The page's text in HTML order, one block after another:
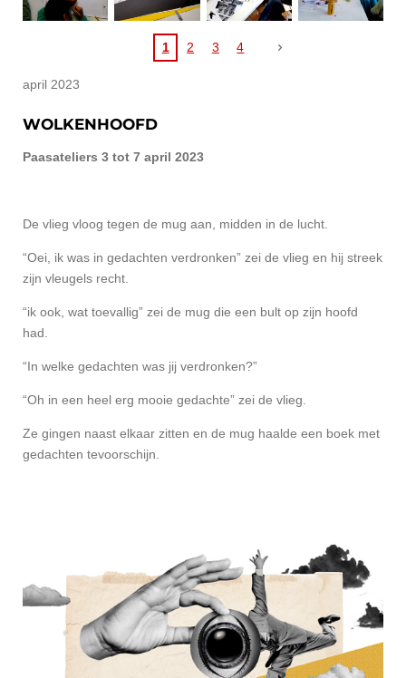
1 2 3 4
april 2023
WOLKENHOOFD
Paasateliers 3 tot 7 april 2023
De vlieg vloog tegen de mug aan, midden in de lucht.
“Oei, ik was in gedachten verdronken” zei de vlieg en hij streek
zijn vleugels recht.
“ik ook, wat toevallig” zei de mug die een bult op zijn hoofd
had.
“In welke gedachten was jij verdronken?”
“Oh in een heel erg mooie gedachte” zei de vlieg.
Ze gingen naast elkaar zitten en de mug haalde een boek met
gedachten tevoorschijn.